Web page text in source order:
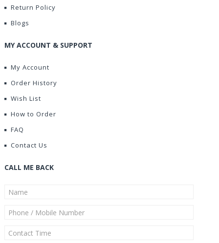
Return Policy
Blogs
MY ACCOUNT & SUPPORT
My Account
Order History
Wish List
How to Order
FAQ
Contact Us
CALL ME BACK